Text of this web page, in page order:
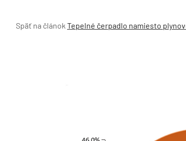
Späť na článok Tepelné čerpadlo namiesto